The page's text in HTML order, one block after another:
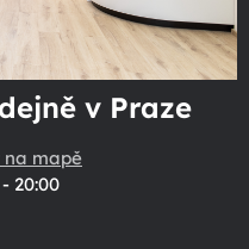
v Praze
na mapě
20:00